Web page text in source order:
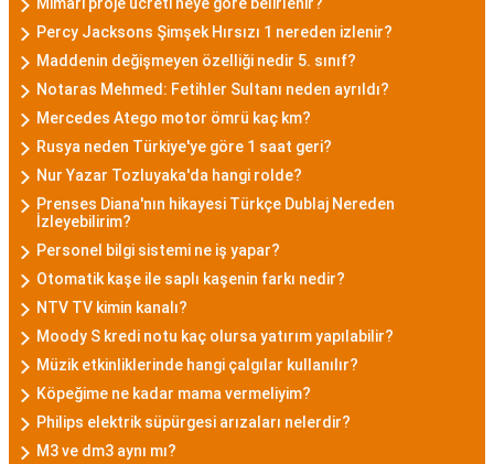
Percy Jacksons Şimşek Hırsızı 1 nereden izlenir?
Maddenin değişmeyen özelliği nedir 5. sınıf?
Notaras Mehmed: Fetihler Sultanı neden ayrıldı?
Mercedes Atego motor ömrü kaç km?
Rusya neden Türkiye'ye göre 1 saat geri?
Nur Yazar Tozluyaka'da hangi rolde?
Prenses Diana'nın hikayesi Türkçe Dublaj Nereden
İzleyebilirim?
Personel bilgi sistemi ne iş yapar?
Otomatik kaşe ile saplı kaşenin farkı nedir?
NTV TV kimin kanalı?
Moody S kredi notu kaç olursa yatırım yapılabilir?
Müzik etkinliklerinde hangi çalgılar kullanılır?
Köpeğime ne kadar mama vermeliyim?
Philips elektrik süpürgesi arızaları nelerdir?
M3 ve dm3 aynı mı?